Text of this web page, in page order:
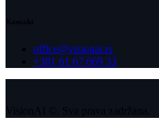
Kontakt
office@visionai.rs
+381 61 67 669 33
VisionAI ©. Sva prava zadržana.